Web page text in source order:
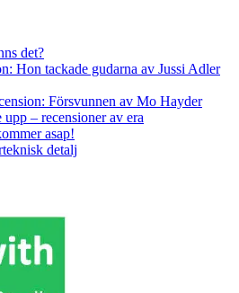
det?
Hon tackade gudarna av Jussi Adler
Försvunnen av Mo Hayder
upp – recensioner av era
asap!
detalj